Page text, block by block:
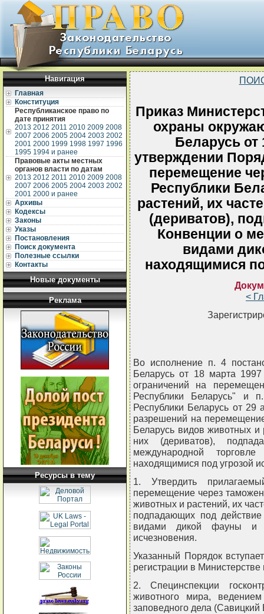
Навигация
Главная
Конституция
Республиканское право по
дате принятия
2013 2012 2011 2010 2009 2008
2007 2006 2005 2004 2003 2002
2001 2000 1999 1998 1997 1996
1995 1994 и ранее
Правовые акты местных
органов власти по датам
2013 2012 2011 2010 2009 2008
2007 2006 2005 2004 2003 2002
2001 2000 и ранее
Архивы
Кодексы
Законы
Указы
Постановления
Поиск документа
Полезные ссылки
Контакты
Новые документы
Реклама
Ресурсы в тему
Приказ
охраны
Беларусь
утверждении
перемещение
Республики
растений, их
(дериватов),
Конвенции о
видами
находящимися
<
Во исполнение п. 4
Беларусь от 18 марта
ограничений на
Республики Беларусь" и
Республики Беларусь от
разрешений на
Беларусь видов животных и
них (дериватов),
международной
находящимися под
1. Утвердить
перемещение через
животных и растений, их
подпадающих под
видами дикой фауны и
исчезновения.
Указанный Порядок
регистрации в Министерстве
2. Специнспекции
животного мира,
заповедного дела (Савицкий